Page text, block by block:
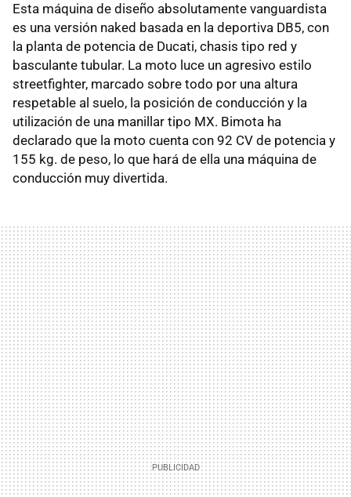
Esta máquina de diseño absolutamente vanguardista
es una versión naked basada en la deportiva DB5, con
la planta de potencia de Ducati, chasis tipo red y
basculante tubular. La moto luce un agresivo estilo
streetfighter, marcado sobre todo por una altura
respetable al suelo, la posición de conducción y la
utilización de una manillar tipo MX. Bimota ha
declarado que la moto cuenta con 92 CV de potencia y
155 kg. de peso, lo que hará de ella una máquina de
conducción muy divertida.